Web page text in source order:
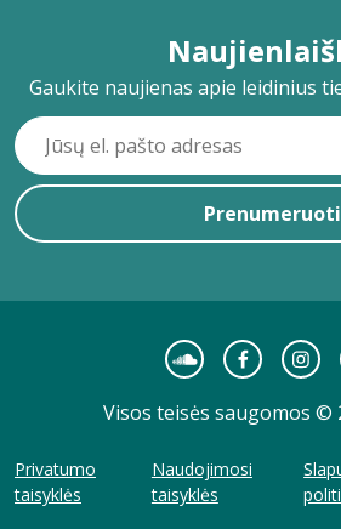
Gaukite naujienas apie leidinius
Prenumeruoti
Visos teisės saugomos ©
Privatumo
taisyklės
Naudojimosi
taisyklės